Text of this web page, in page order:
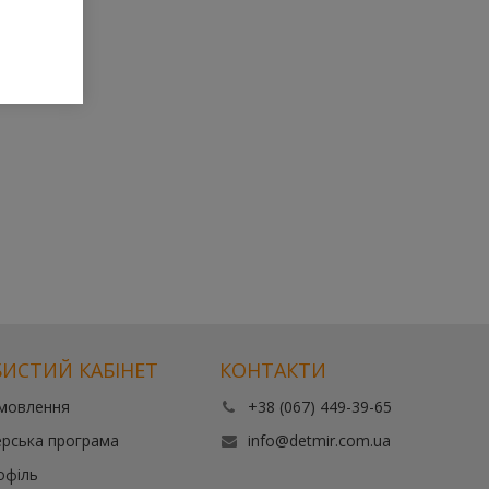
КАБІНЕТ
програма
КОНТАКТИ
+38 (067) 449-39-65
info@detmir.com.ua